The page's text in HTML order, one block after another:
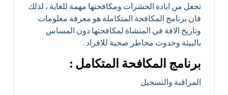
تجعل من ابادة الحشرات ومكافحتها مهمة للغاية ، لذلك
فان برنامج المكافحة المتكاملة هو معرفة معلومات
وتاريخ الافة في المنشاة لمكافحتها دون المساس
بالبيئة وحدوث مخاطر صحية للافراد .
برنامج المكافحة المتكامل :
المراقبة والتسجيل